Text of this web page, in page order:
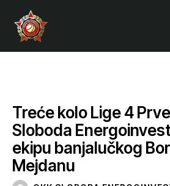
Treće kolo Lige 4
Sloboda
ekipu banjalučkog
Mejdanu